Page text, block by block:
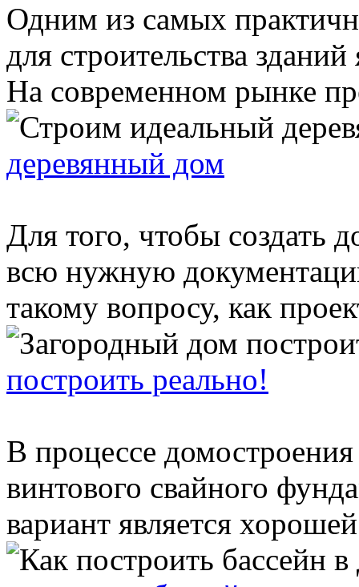
Одним из самых
для строительства
На современном рынке
деревянный дом
Для того, чтобы создать
всю нужную
такому вопросу, как
построить реально!
В процессе домостроения
винтового свайного
вариант является